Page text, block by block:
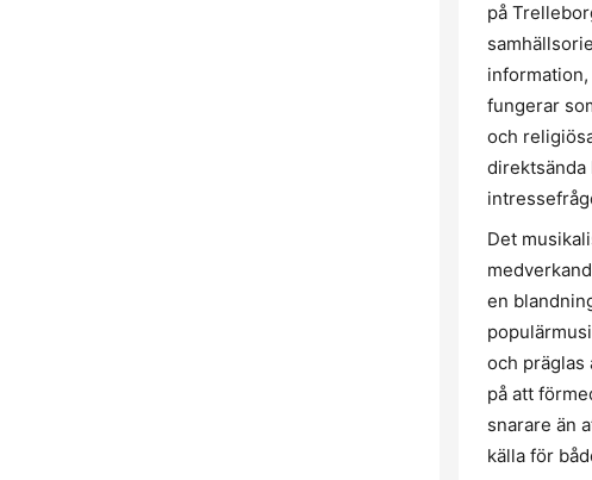
på
fungerar
och
direktsända
Det
en
och präglas
på att
snarare än
källa för